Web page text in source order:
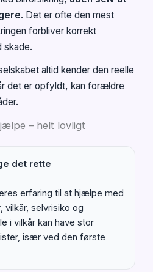
. Det er ofte den mest
forbliver korrekt
skade.
altid kender den reelle
det er opfyldt, kan forældre
– helt lovligt
det rette
erfaring til at hjælpe med
vilkår, selvrisiko og
i vilkår kan have stor
især ved den første